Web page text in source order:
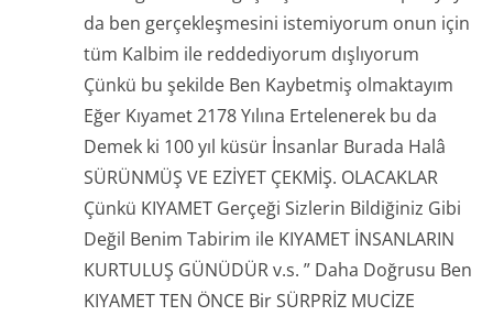
da ben gerçekleşmesini istemiyorum onun için
tüm Kalbim ile reddediyorum dışlıyorum
Çünkü bu şekilde Ben Kaybetmiş olmaktayım
Eğer Kıyamet 2178 Yılına Ertelenerek bu da
Demek ki 100 yıl küsür İnsanlar Burada Halâ
SÜRÜNMÜŞ VE EZİYET ÇEKMİŞ. OLACAKLAR
Çünkü KIYAMET Gerçeği Sizlerin Bildiğiniz Gibi
Değil Benim Tabirim ile KIYAMET İNSANLARIN
KURTULUŞ GÜNÜDÜR v.s. ” Daha Doğrusu Ben
KIYAMET TEN ÖNCE Bir SÜRPRİZ MUCİZE